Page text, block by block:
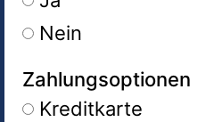
Nein
Zahlungsoptionen
Kreditkarte